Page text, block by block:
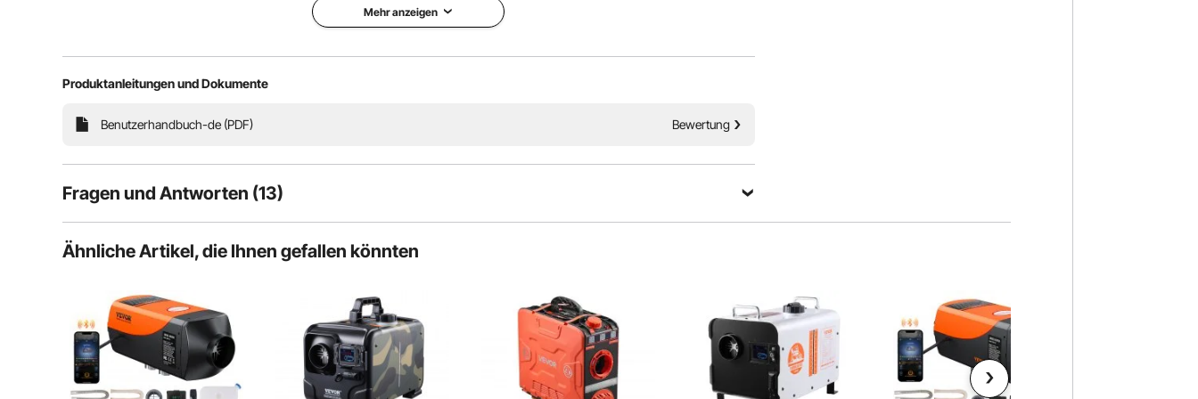
Mehr anzeigen
Produktanleitungen und Dokumente
Benutzerhandbuch-de (PDF) Bewertung
Fragen und Antworten (13)
13 Fragen
Sortieren nach：
Wie lässt sich die Produktanomalie E-01/E-02/E-03/E-04/E-05/E-06/E-08/E-09/E-10 beheben?
Diese Frage beantworten
A: 1. E-01 Fehlerbehebung, siehe Link: https://youtu.be/Znkh6K-6Xrk 2. E-03 Fehlerbehebung, siehe Link:
Ähnliche Artikel, die Ihnen gefallen könnten